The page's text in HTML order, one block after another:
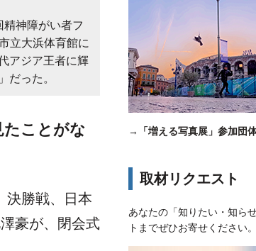
神障がい者フ
立大浜体育館に
アジア王者に輝
だった。
たことがな
決勝戦、日本
豪が、閉会式
→ 「増える写真展」参加団
取材リクエスト
あなたの「知りたい・知ら
トまでぜひお寄せください。